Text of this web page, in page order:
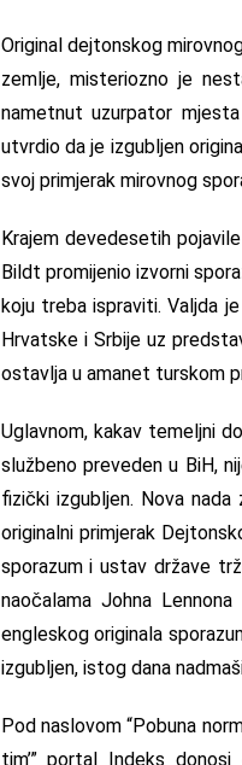
Original dejtonskog
zemlje, misteriozno je
nametnut uzurpator
utvrdio da je izgubljen
svoj primjerak mirovnog
Krajem devedesetih
Bildt promijenio izvorni
koju treba ispraviti. Valjda
Hrvatske i Srbije uz
ostavlja u amanet turskom
Uglavnom, kakav temeljni
službeno preveden u BiH,
fizički izgubljen. Nova
originalni primjerak
sporazum i ustav države
naočalama Johna
engleskog originala
izgubljen, istog dana
Pod naslovom “Pobuna
tim’” portal Indeks